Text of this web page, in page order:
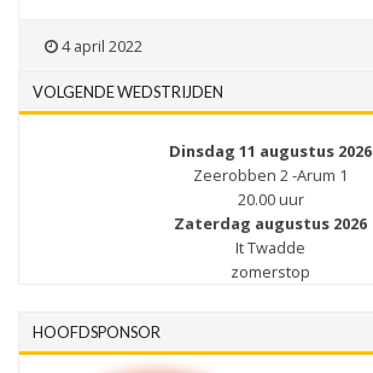
4 april 2022
VOLGENDE WEDSTRIJDEN
Dinsdag 11 augustus 2026
Zeerobben 2 -Arum 1
20.00 uur
Zaterdag augustus 2026
It Twadde
zomerstop
HOOFDSPONSOR